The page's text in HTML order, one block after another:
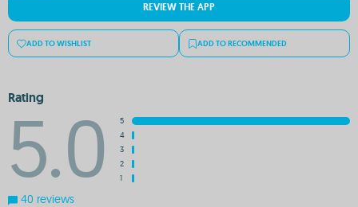
REVIEW THE APP
ADD TO WISHLIST ADD TO RECOMMENDED
Rating
5.0
5
4
3
2
1
40 reviews